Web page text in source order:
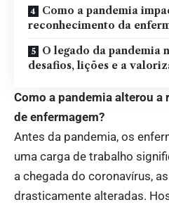
Como a pandemia
reconhecimento da
O legado da pandemia
desafios, lições e a
Como a pandemia alterou
de enfermagem?
Antes da pandemia, os
uma carga de trabalho
a chegada do coronavírus,
drasticamente alteradas.